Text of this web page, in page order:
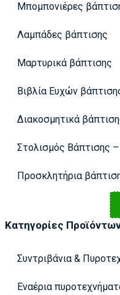
Μπομπονιέρες
Λαμπάδες βάπτισης
Μαρτυρικά βάπτισης
Βιβλία Ευχών
Διακοσμητικά
Στολισμός Βάπτισης
Προσκλητήρια
Κατηγορίες
Συντριβάνια &
Εναέρια